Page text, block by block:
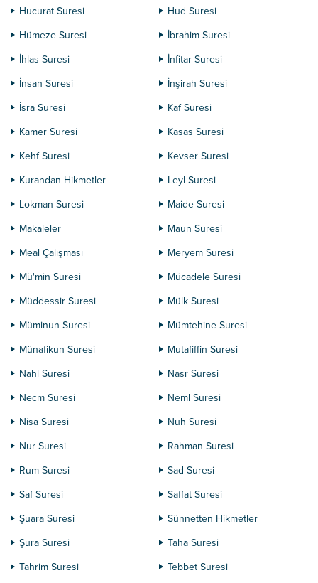
Hucurat Suresi
Hud Suresi
Hümeze Suresi
İbrahim Suresi
İhlas Suresi
İnfitar Suresi
İnsan Suresi
İnşirah Suresi
İsra Suresi
Kaf Suresi
Kamer Suresi
Kasas Suresi
Kehf Suresi
Kevser Suresi
Kurandan Hikmetler
Leyl Suresi
Lokman Suresi
Maide Suresi
Makaleler
Maun Suresi
Meal Çalışması
Meryem Suresi
Mü'min Suresi
Mücadele Suresi
Müddessir Suresi
Mülk Suresi
Müminun Suresi
Mümtehine Suresi
Münafikun Suresi
Mutafiffin Suresi
Nahl Suresi
Nasr Suresi
Necm Suresi
Neml Suresi
Nisa Suresi
Nuh Suresi
Nur Suresi
Rahman Suresi
Rum Suresi
Sad Suresi
Saf Suresi
Saffat Suresi
Şuara Suresi
Sünnetten Hikmetler
Şura Suresi
Taha Suresi
Tahrim Suresi
Tebbet Suresi